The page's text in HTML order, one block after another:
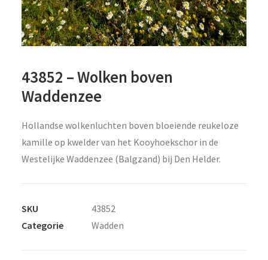
43852 – Wolken boven
Waddenzee
Hollandse wolkenluchten boven bloeiende reukeloze
kamille op kwelder van het Kooyhoekschor in de
Westelijke Waddenzee (Balgzand) bij Den Helder.
SKU
43852
Categorie
Wadden